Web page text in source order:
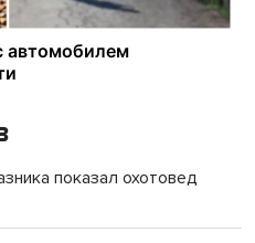
показал охотовед